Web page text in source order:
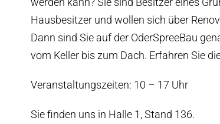
Hausbesitzer und wollen sich über
Dann sind Sie auf der OderSpreeBau
vom Keller bis zum Dach. Erfahren Sie
Veranstaltungszeiten: 10 – 17 Uhr
Sie finden uns in Halle 1, Stand 136.